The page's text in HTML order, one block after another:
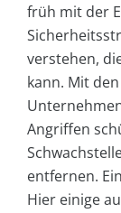
früh mit der
verstehen,
kann. Mit
Angriffen
entfernen.
Hier einige